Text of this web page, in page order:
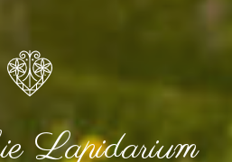
Lapidarium